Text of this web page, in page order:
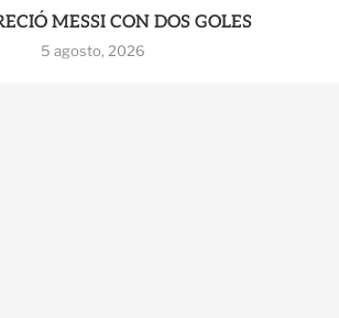
MESSI CON DOS GOLES
5 agosto, 2026